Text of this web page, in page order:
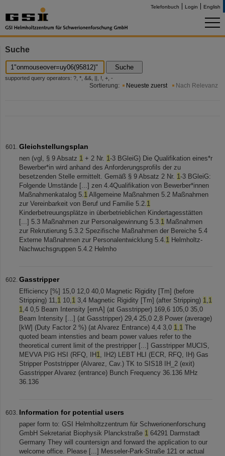
Telefonbuch Login English
Suche
Suche
supported query operators: ?, *, &&, ||, !, +, -
Sortierung: Neueste zuerst Nach Relevanz
Gleichstellungsplan
nen (vgl, § 9 Absatz 1 + 2 Nr. 1-3 BGleiG) Die Qualifikation eines*r
Bewerber*in wird anhand des Anforderungsprofils der zu
besetzenden Stelle ermittelt. Gemäß § 9 Absatz 2 Nr. 1-3 BGleiG:
Folgende Umstände [...] zen 4.4Qualifikation von Bewerber*innen
Maßnahmenkatalog 5.1 Allgemeine Maßnahmen 5.2 Maßnahmen
zur Vereinbarkeit von Beruf und Familie 5.2.1
Kinderbetreuungsplätze in überbetrieblichen Kindertagesstätten
[...] 5.3 Maßnahmen zur Personalgewinnung 5.3.1 Maßnahmen
zur Rekrutierung 5.3.2 Spezifische Maßnahmen der Bereiche 5.4
Externe Maßnahmen zur Personalentwicklung 5.4.1 Helmholtz-
Nachwuchsgruppen 5.4.2 Helmho
Gasstripper
Efficiency [%] 15,0 12,0 40,0 Magnetic Rigidity [Tm] (before
Stripping) 11,1 10,1 3,4 Magnetic Rigidity [Tm] (after Stripping) 1,1
1,4 0,5 Beam Intensity [emA] (at Gasstripper) 169,6 105,0 35,0
Beam Intensity [...] (at Gasstripper) 29,4 25,0 2,8 Power (average)
[kW] (Duty Factor 2 %) (at Alvarez Entrance) 4,4 3,0 1,1 The
quoted beam intensties and beam power values refer to the
theoretical current limit of the prestripper [...] Gasstripper MUCIS,
MEVVA PIG HSI (RFQ, IH 1, IH2) LEBT HLI (ECR, RFQ, IH) Gas
Stripper Poststripper (Alvarez, Cav.) TK to SIS18 IH_2 (exit)
Gasstripper Alvarez (entrance) Bunch Frequency 36.136 MHz
36.136
Information for potential users
paper form to: GSI Helmholtzzentrum für Schwerionenforschung
GmbH Sekretariat Biophysik Planckstraße 1 64291 Darmstadt
Germany They will countersign and forward the application to our
welcome office. Please [...] Messeler-Park-Straße 121 or actual